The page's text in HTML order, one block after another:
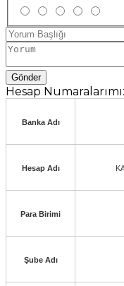
Gönder
Hesap
Banka Adı
Hesap Adı
Para Birimi
Şube Adı